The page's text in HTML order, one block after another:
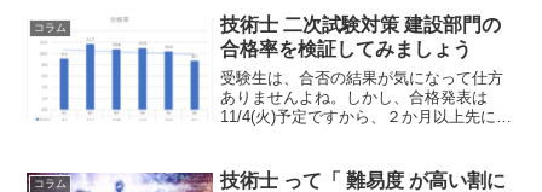
たい」という気持ちが湧き上がります。
「理の礎」がついに発売！
コラム
技術士 二次試験対策 建設部門の
合格率を検証してみましょう
受験生は、合否の結果が気になって仕方
ありませんよね。しかし、合格発表は
11/4(火)予定ですから、２か月以上先にな
の合格率でも確認しておきましょう。
コラム
技術士 って「 難易度 が高い割に